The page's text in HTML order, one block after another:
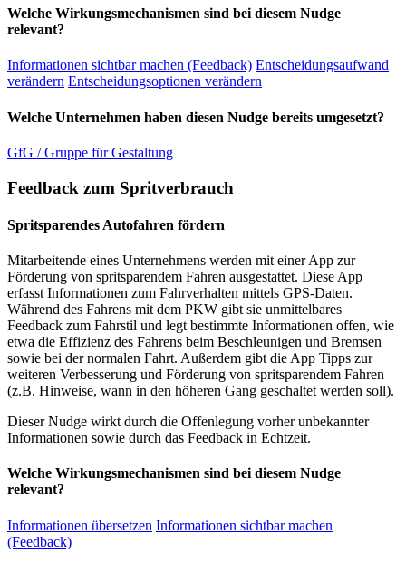
Welche Wirkungsmechanismen sind bei diesem Nudge
relevant?
Informationen sichtbar machen (Feedback) Entscheidungsaufwand
verändern Entscheidungsoptionen verändern
Welche Unternehmen haben diesen Nudge bereits umgesetzt?
GfG / Gruppe für Gestaltung
Feedback zum Spritverbrauch
Spritsparendes Autofahren fördern
Mitarbeitende eines Unternehmens werden mit einer App zur
Förderung von spritsparendem Fahren ausgestattet. Diese App
erfasst Informationen zum Fahrverhalten mittels GPS-Daten.
Während des Fahrens mit dem PKW gibt sie unmittelbares
Feedback zum Fahrstil und legt bestimmte Informationen offen, wie
etwa die Effizienz des Fahrens beim Beschleunigen und Bremsen
sowie bei der normalen Fahrt. Außerdem gibt die App Tipps zur
weiteren Verbesserung und Förderung von spritsparendem Fahren
(z.B. Hinweise, wann in den höheren Gang geschaltet werden soll).
Dieser Nudge wirkt durch die Offenlegung vorher unbekannter
Informationen sowie durch das Feedback in Echtzeit.
Welche Wirkungsmechanismen sind bei diesem Nudge
relevant?
Informationen übersetzen Informationen sichtbar machen
(Feedback)